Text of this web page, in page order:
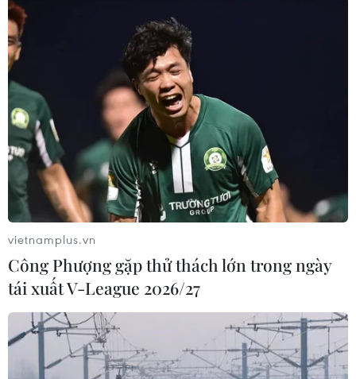
vietnamplus.vn
Công Phượng gặp thử thách lớn trong ngày
tái xuất V-League 2026/27